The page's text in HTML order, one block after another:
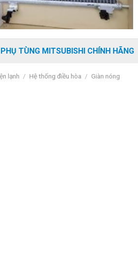
PHỤ TÙNG MITSUBISHI CHÍNH HÃNG
lạnh / Hệ thống điều hòa / Giàn nóng